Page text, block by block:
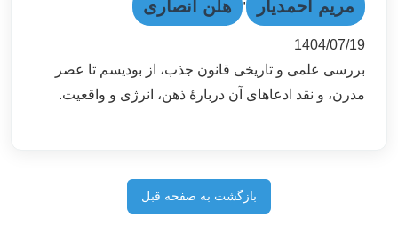
مریم احمدیار هلن انصاری
1404/07/19
بررسی علمی و تاریخی قانون جذب، از بودیسم تا عصر
مدرن، و نقد ادعاهای آن دربارهٔ ذهن، انرژی و واقعیت.
بازگشت به صفحه قبل